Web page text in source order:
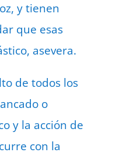
y tienen
que esas
asevera.
de todos los
o
y la acción de
con la